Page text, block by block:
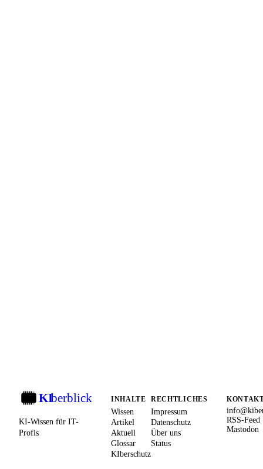
KIberblick
KI-Wissen für IT-
Profis
INHALTE
Wissen
Artikel
Aktuell
Glossar
KIberschutz
RECHTLICHES
Impressum
Datenschutz
Über uns
Status
RSS-Feed
Mastodon